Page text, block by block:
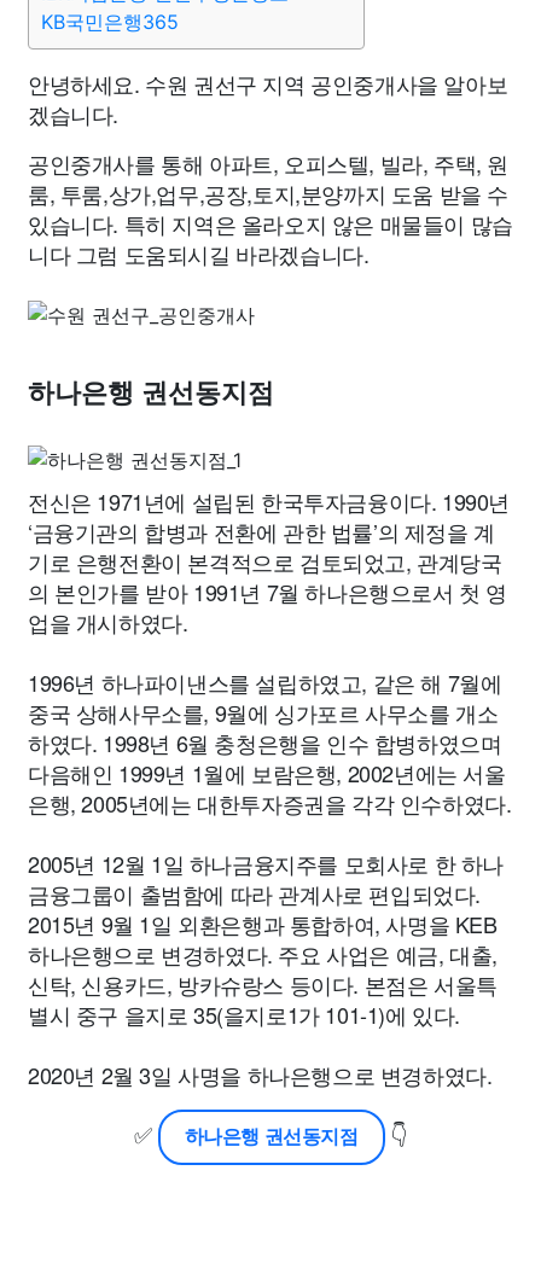
KB국민은행365
안녕하세요. 수원 권선구 지역 공인중개사을 알아보
겠습니다.
공인중개사를 통해 아파트, 오피스텔, 빌라, 주택, 원
룸, 투룸,상가,업무,공장,토지,분양까지 도움 받을 수
있습니다. 특히 지역은 올라오지 않은 매물들이 많습
니다 그럼 도움되시길 바라겠습니다.
하나은행 권선동지점
전신은 1971년에 설립된 한국투자금융이다. 1990년
‘금융기관의 합병과 전환에 관한 법률’의 제정을 계
기로 은행전환이 본격적으로 검토되었고, 관계당국
의 본인가를 받아 1991년 7월 하나은행으로서 첫 영
업을 개시하였다.
1996년 하나파이낸스를 설립하였고, 같은 해 7월에
중국 상해사무소를, 9월에 싱가포르 사무소를 개소
하였다. 1998년 6월 충청은행을 인수 합병하였으며
다음해인 1999년 1월에 보람은행, 2002년에는 서울
은행, 2005년에는 대한투자증권을 각각 인수하였다.
2005년 12월 1일 하나금융지주를 모회사로 한 하나
금융그룹이 출범함에 따라 관계사로 편입되었다.
2015년 9월 1일 외환은행과 통합하여, 사명을 KEB
하나은행으로 변경하였다. 주요 사업은 예금, 대출,
신탁, 신용카드, 방카슈랑스 등이다. 본점은 서울특
별시 중구 을지로 35(을지로1가 101-1)에 있다.
2020년 2월 3일 사명을 하나은행으로 변경하였다.
✅
하나은행 권선동지점 👇